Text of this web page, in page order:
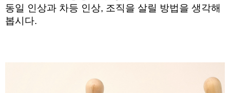
동일 인상과 차등 인상, 조직을 살릴 방법을 생각해
봅시다.